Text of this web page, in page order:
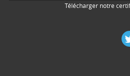
Télécharger notre